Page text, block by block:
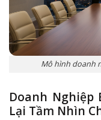
Mô hình doanh
Doanh Nghiệp
Lại Tầm Nhìn